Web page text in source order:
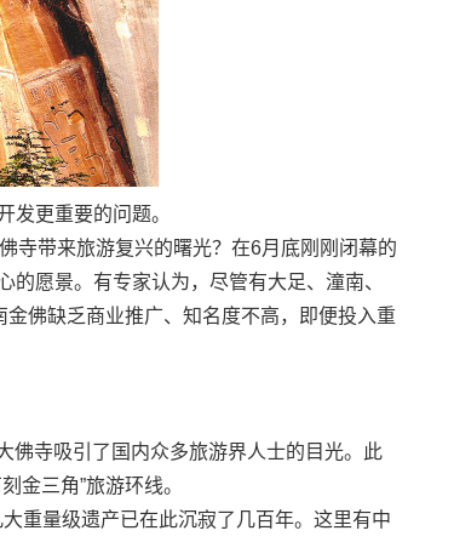
更重要的问题。
带来旅游复兴的曙光？在6月底刚刚闭幕的
愿景。有专家认为，尽管有大足、潼南、
佛缺乏商业推广、知名度不高，即便投入重
寺吸引了国内众多旅游界人士的目光。此
金三角”旅游环线。
量级遗产已在此沉寂了几百年。这里有中